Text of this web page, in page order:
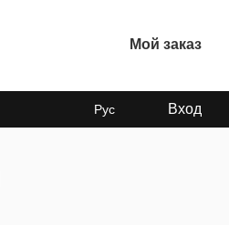
Мой заказ
Рус Вход